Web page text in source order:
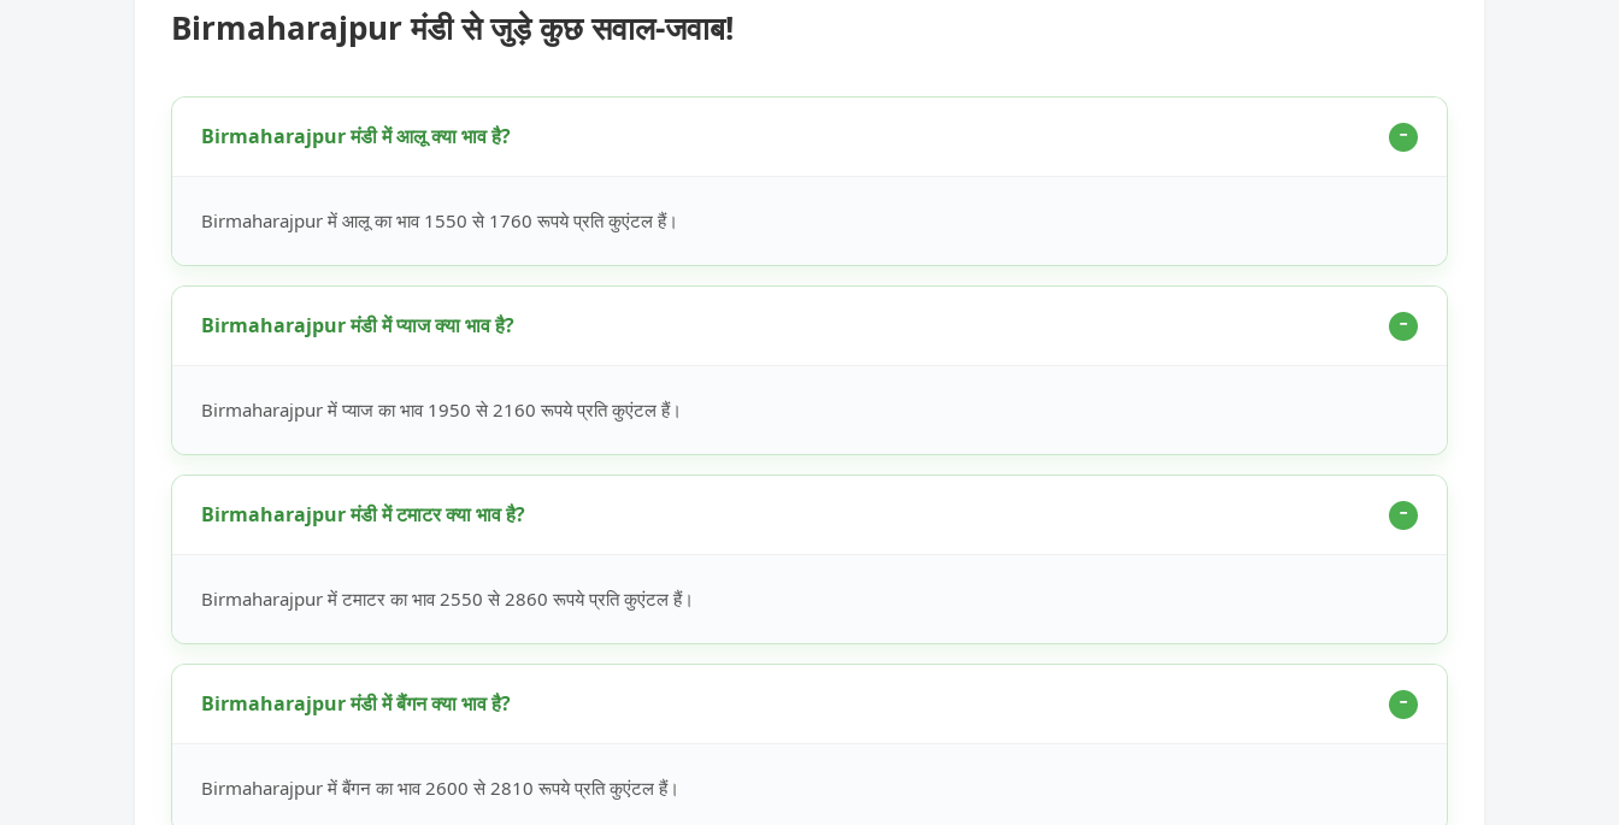
Birmaharajpur मंडी से जुड़े कुछ सवाल-जवाब!
Birmaharajpur मंडी में आलू क्या भाव है?
Birmaharajpur में आलू का भाव 1550 से 1760 रूपये प्रति कुएंटल हैं।
Birmaharajpur मंडी में प्याज क्या भाव है?
Birmaharajpur में प्याज का भाव 1950 से 2160 रूपये प्रति कुएंटल हैं।
Birmaharajpur मंडी में टमाटर क्या भाव है?
Birmaharajpur में टमाटर का भाव 2550 से 2860 रूपये प्रति कुएंटल हैं।
Birmaharajpur मंडी में बैंगन क्या भाव है?
Birmaharajpur में बैंगन का भाव 2600 से 2810 रूपये प्रति कुएंटल हैं।